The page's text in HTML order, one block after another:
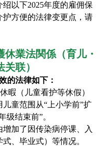
以下2025年度的雇佣保
护方便的法律变更点，请
休業法関係（育儿・
联）
的法律如下：
暇（儿童看护等休假）
儿童范围从“上小学前”扩
级结束前”。
增加了因传染病停课、入
、毕业式）等情况。